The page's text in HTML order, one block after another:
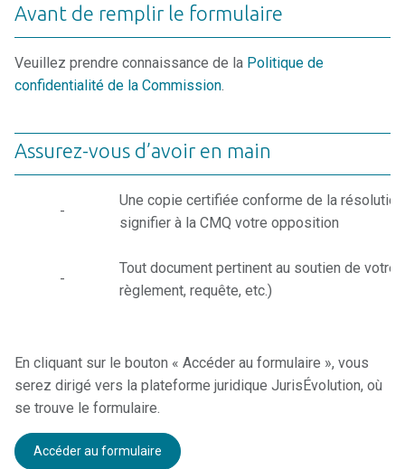
Avant de remplir le formulaire
Veuillez prendre connaissance de la Politique de
confidentialité de la Commission.
Assurez-vous d’avoir en main
-
Une copie certifiée conforme de la
signifier à la CMQ votre opposition
-
Tout document pertinent au soutien de votre
règlement, requête, etc.)
En cliquant sur le bouton « Accéder au formulaire », vous
serez dirigé vers la plateforme juridique JurisÉvolution, où
se trouve le formulaire.
Accéder au formulaire